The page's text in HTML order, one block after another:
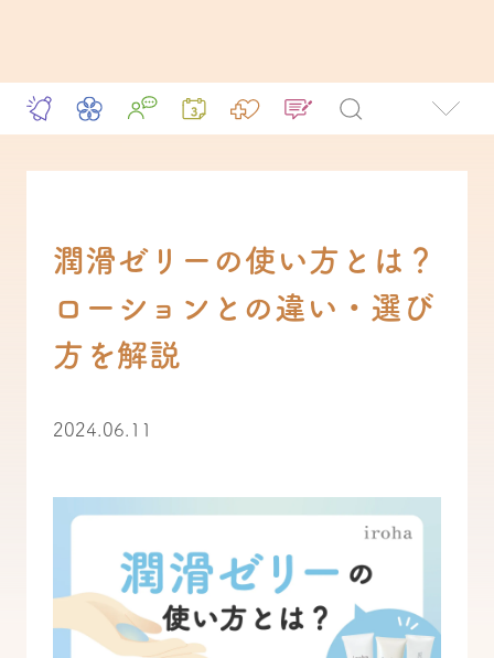
潤滑ゼリーの使い方とは？
ローションとの違い・選び
方を解説
2024.06.11